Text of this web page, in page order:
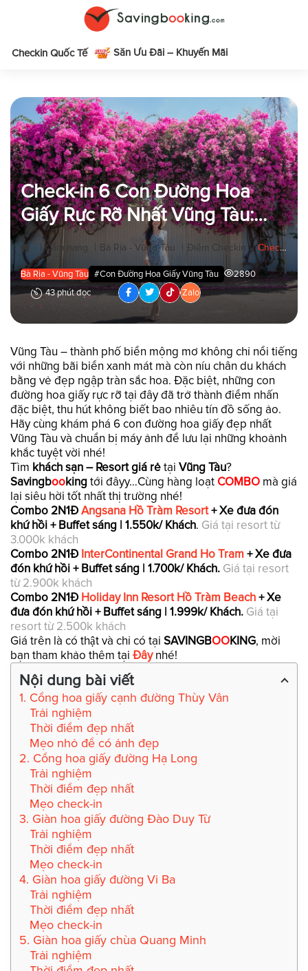
Checkin Quốc Tế Săn Ưu Đãi – Khuyến Mãi
Check-in 6 Con Đường Hoa
Giấy Rực Rỡ Nhất Vũng Tàu:
Thiên Đường Sống Ảo Không
Thể Bỏ Lỡ!
Cẩm nang Bà Rịa - Vũng Tàu | Điểm Checkin | Check-in 6 Con Đường Hoa Giấy Rực Rỡ Nhất Vũng Tàu: Thiên Đường Sống Ảo Không Thể Bỏ Lỡ!
Bà Rịa - Vũng Tàu #Con Đường Hoa Giấy Vũng Tàu
2890
43 phút đọc
Zalo
Vũng Tàu – thành phố biển mộng mơ không chỉ nổi tiếng
với những bãi biển xanh mát mà còn níu chân du khách
bằng vẻ đẹp ngập tràn sắc hoa. Đặc biệt, những con
đường hoa giấy rực rỡ tại đây đã trở thành điểm nhấn
đặc biệt, thu hút không biết bao nhiêu tín đồ sống ảo.
Hãy cùng khám phá 6 con đường hoa giấy đẹp nhất
Vũng Tàu và chuẩn bị máy ảnh để lưu lại những khoảnh
khắc tuyệt vời nhé!
Tìm khách sạn – Resort giá rẻtại Vũng Tàu?
Savingbookingtới đâyy…Cùng hàng loạt COMBO mà giá
lại siêu hời tốt nhất thị trường nhé!
Combo 2N1ĐAngsana Hồ Tràm Resort+ Xe đưa đón
khứ hồi + Buffet sáng | 1.550k/ Khách. Giá tại resort từ
3.000k khách
Combo 2N1Đ InterContinental Grand Ho Tram+ Xe đưa
đón khứ hồi + Buffet sáng | 1.700k/ Khách. Giá tại resort
từ 2.900k khách
Combo 2N1Đ Holiday Inn Resort Hồ Tràm Beach+ Xe
đưa đón khứ hồi + Buffet sáng | 1.999k/ Khách. Giá tại
resort từ 2.500k khách
Giá trên là có thật và chỉ có tại SAVINGBOOKING, mời
bạn tham khảo thêm tại Đâynhé!
Nội dung bài viết
1. Cổng hoa giấy cạnh đường Thùy Vân
Trải nghiệm
Thời điểm đẹp nhất
Mẹo nhỏ để có ảnh đẹp
2. Cổng hoa giấy đường Hạ Long
Trải nghiệm
Thời điểm đẹp nhất
Mẹo check-in
3. Giàn hoa giấy đường Đào Duy Từ
Trải nghiệm
Thời điểm đẹp nhất
Mẹo check-in
4. Giàn hoa giấy đường Vi Ba
Trải nghiệm
Thời điểm đẹp nhất
Mẹo check-in
5. Giàn hoa giấy chùa Quang Minh
Trải nghiệm